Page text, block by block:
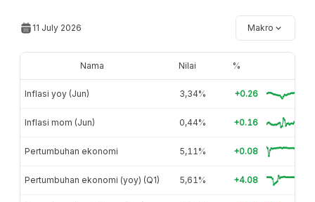
11 July 2026 Makro
Nama Nilai %
Inflasi yoy (Jun) 3,34% +0.26
Inflasi mom (Jun) 0,44% +0.16
Pertumbuhan ekonomi 5,11% +0.08
Pertumbuhan ekonomi (yoy) (Q1) 5,61% +4.08